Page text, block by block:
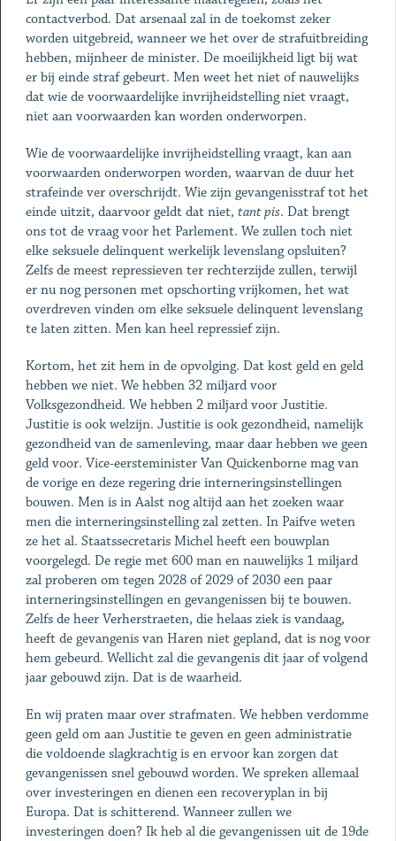
contactverbod. Dat arsenaal zal in de toekomst zeker
worden uitgebreid, wanneer we het over de strafuitbreiding
hebben, mijnheer de minister. De moeilijkheid ligt bij wat
er bij einde straf gebeurt. Men weet het niet of nauwelijks
dat wie de voorwaardelijke invrijheidstelling niet vraagt,
niet aan voorwaarden kan worden onderworpen.
Wie de voorwaardelijke invrijheidstelling vraagt, kan aan
voorwaarden onderworpen worden, waarvan de duur het
strafeinde ver overschrijdt. Wie zijn gevangenisstraf tot het
einde uitzit, daarvoor geldt dat niet, tant pis. Dat brengt
ons tot de vraag voor het Parlement. We zullen toch niet
elke seksuele delinquent werkelijk levenslang opsluiten?
Zelfs de meest repressieven ter rechterzijde zullen, terwijl
er nu nog personen met opschorting vrijkomen, het wat
overdreven vinden om elke seksuele delinquent levenslang
te laten zitten. Men kan heel repressief zijn.
Kortom, het zit hem in de opvolging. Dat kost geld en geld
hebben we niet. We hebben 32 miljard voor
Volksgezondheid. We hebben 2 miljard voor Justitie.
Justitie is ook welzijn. Justitie is ook gezondheid, namelijk
gezondheid van de samenleving, maar daar hebben we geen
geld voor. Vice-eersteminister Van Quickenborne mag van
de vorige en deze regering drie interneringsinstellingen
bouwen. Men is in Aalst nog altijd aan het zoeken waar
men die interneringsinstelling zal zetten. In Paifve weten
ze het al. Staatssecretaris Michel heeft een bouwplan
voorgelegd. De regie met 600 man en nauwelijks 1 miljard
zal proberen om tegen 2028 of 2029 of 2030 een paar
interneringsinstellingen en gevangenissen bij te bouwen.
Zelfs de heer Verherstraeten, die helaas ziek is vandaag,
heeft de gevangenis van Haren niet gepland, dat is nog voor
hem gebeurd. Wellicht zal die gevangenis dit jaar of volgend
jaar gebouwd zijn. Dat is de waarheid.
En wij praten maar over strafmaten. We hebben verdomme
geen geld om aan Justitie te geven en geen administratie
die voldoende slagkrachtig is en ervoor kan zorgen dat
gevangenissen snel gebouwd worden. We spreken allemaal
over investeringen en dienen een recoveryplan in bij
Europa. Dat is schitterend. Wanneer zullen we
investeringen doen? Ik heb al die gevangenissen uit de 19de